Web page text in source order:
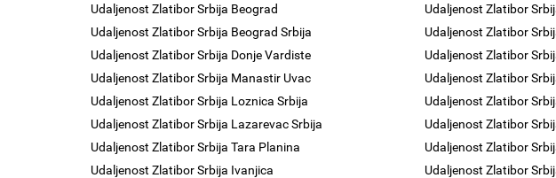
Udaljenost Zlatibor Srbija Beograd
Udaljenost Zlatibor
Udaljenost Zlatibor Srbija Beograd Srbija
Udaljenost Zlatibor
Udaljenost Zlatibor Srbija Donje Vardiste
Udaljenost Zlatibor
Udaljenost Zlatibor Srbija Manastir Uvac
Udaljenost Zlatibor
Udaljenost Zlatibor Srbija Loznica Srbija
Udaljenost Zlatibor
Udaljenost Zlatibor Srbija Lazarevac Srbija
Udaljenost Zlatibor
Udaljenost Zlatibor Srbija Tara Planina
Udaljenost Zlatibor
Udaljenost Zlatibor Srbija Ivanjica
Udaljenost Zlatibor